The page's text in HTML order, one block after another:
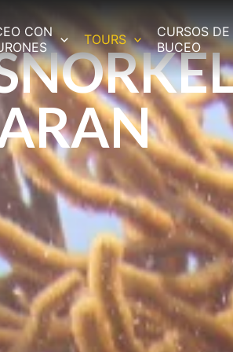
CON
TOURS
CURSOS DE
BUCEO